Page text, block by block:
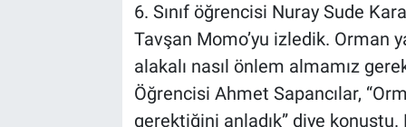
6. Sınıf öğrencisi Nuray Sude
Tavşan Momo’yu izledik. Orman
alakalı nasıl önlem almamız
Öğrencisi Ahmet Sapancılar,
gerektiğini anladık” diye